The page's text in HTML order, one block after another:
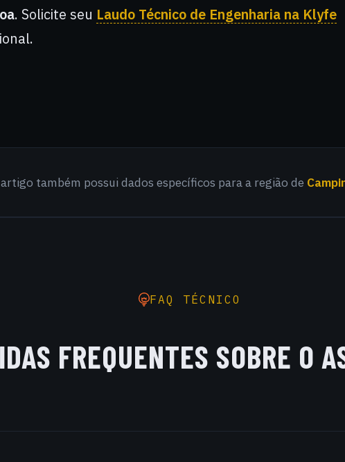
. Solicite seu Laudo Técnico de Engenharia na Klyfe
também possui dados específicos para a região de
FAQ TÉCNICO
FREQUENTES SOBRE O